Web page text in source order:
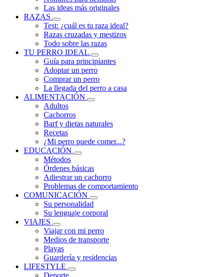
Las ideas más originales
RAZAS
Test: ¿cuál es tu raza ideal?
Razas cruzadas y mestizos
Todo sobre las razas
TU PERRO IDEAL
Guía para principiantes
Adoptar un perro
Comprar un perro
La llegada del perro a casa
ALIMENTACIÓN
Adultos
Cachorros
Barf y dietas naturales
Recetas
¿Mi perro puede comer...?
EDUCACIÓN
Métodos
Órdenes básicas
Adiestrar un cachorro
Problemas de comportamiento
COMUNICACIÓN
Su personalidad
Su lenguaje corporal
VIAJES
Viajar con mi perro
Medios de transporte
Playas
Guardería y residencias
LIFESTYLE
Deporte